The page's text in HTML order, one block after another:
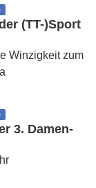
(TT-)Sport
Winzigkeit zum
3. Damen-